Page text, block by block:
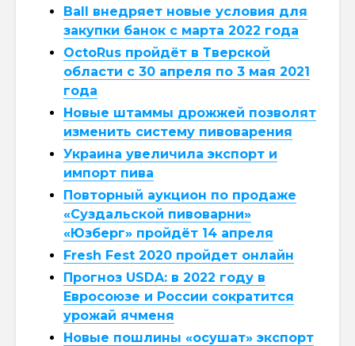
Ball внедряет новые условия для
закупки банок с марта 2022 года
OctoRus пройдёт в Тверской
области с 30 апреля по 3 мая 2021
года
Новые штаммы дрожжей позволят
изменить систему пивоварения
Украина увеличила экспорт и
импорт пива
Повторный аукцион по продаже
«Суздальской пивоварни»
«Юзберг» пройдёт 14 апреля
Fresh Fest 2020 пройдет онлайн
Прогноз USDA: в 2022 году в
Евросоюзе и России сократится
урожай ячменя
Новые пошлины «осушат» экспорт